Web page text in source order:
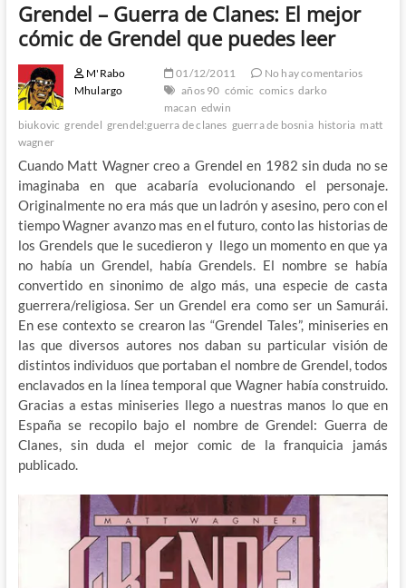
Grendel – Guerra de Clanes: El mejor
cómic de Grendel que puedes leer
M'Rabo
Mhulargo
01/12/2011
No hay comentarios
años 90 cómic comics darko
macan edwin
biukovic grendel grendel:guerra de clanes guerra de bosnia historia matt
wagner
Cuando Matt Wagner creo a Grendel en 1982 sin duda no se
imaginaba en que acabaría evolucionando el personaje.
Originalmente no era más que un ladrón y asesino, pero con el
tiempo Wagner avanzo mas en el futuro, conto las historias de
los Grendels que le sucedieron y llego un momento en que ya
no había un Grendel, había Grendels. El nombre se había
convertido en sinonimo de algo más, una especie de casta
guerrera/religiosa. Ser un Grendel era como ser un Samurái.
En ese contexto se crearon las “Grendel Tales”, miniseries en
las que diversos autores nos daban su particular visión de
distintos individuos que portaban el nombre de Grendel, todos
enclavados en la línea temporal que Wagner había construido.
Gracias a estas miniseries llego a nuestras manos lo que en
España se recopilo bajo el nombre de Grendel: Guerra de
Clanes, sin duda el mejor comic de la franquicia jamás
publicado.